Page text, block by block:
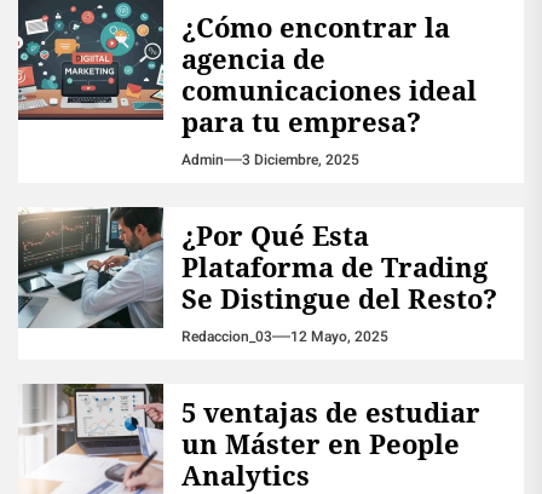
¿Cómo encontrar la
agencia de
comunicaciones ideal
para tu empresa?
Admin 3 Diciembre, 2025
¿Por Qué Esta
Plataforma de Trading
Se Distingue del Resto?
Redaccion_03 12 Mayo, 2025
5 ventajas de estudiar
un Máster en People
Analytics